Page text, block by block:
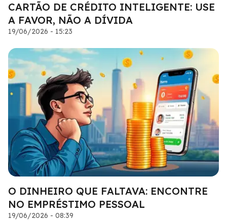
CARTÃO DE CRÉDITO INTELIGENTE: USE
A FAVOR, NÃO A DÍVIDA
19/06/2026 - 15:23
O DINHEIRO QUE FALTAVA: ENCONTRE
NO EMPRÉSTIMO PESSOAL
19/06/2026 - 08:39